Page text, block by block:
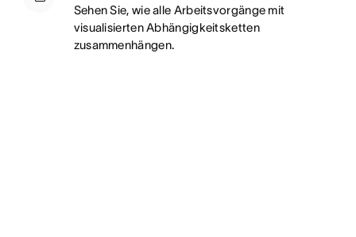
Sehen Sie, wie alle Arbeitsvorgänge mit
visualisierten Abhängigkeitsketten
zusammenhängen.